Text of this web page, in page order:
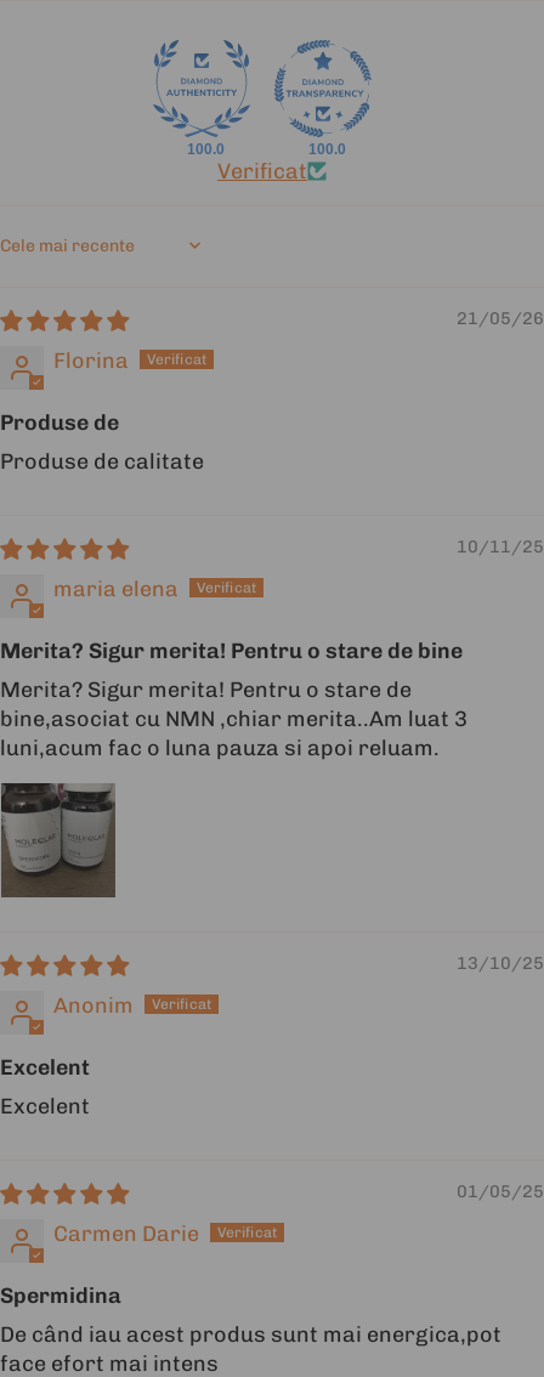
100.0 100.0
Verificat
Sort by
21/05/26
Florina
Produse de
Produse de calitate
10/11/25
maria elena
Merita? Sigur merita! Pentru o stare de bine
Merita? Sigur merita! Pentru o stare de
bine,asociat cu NMN ,chiar merita..Am luat 3
luni,acum fac o luna pauza si apoi reluam.
13/10/25
Anonim
Excelent
Excelent
01/05/25
Carmen Darie
Spermidina
De când iau acest produs sunt mai energica,pot
face efort mai intens